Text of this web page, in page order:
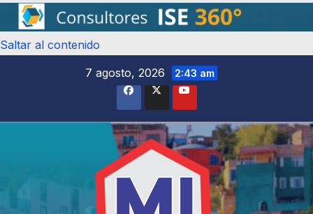
Saltar al contenido
7 agosto, 2026
2:43 am